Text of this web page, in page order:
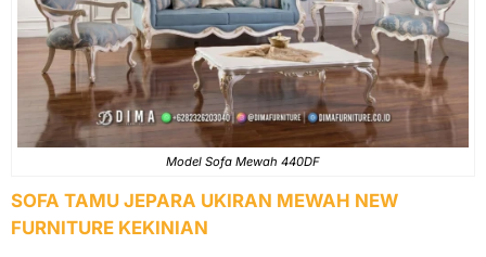
Model Sofa Mewah 440DF
SOFA TAMU JEPARA UKIRAN MEWAH NEW
FURNITURE KEKINIAN